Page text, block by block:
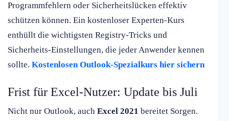
Programmfehlern oder Sicherheitslücken effektiv
schützen können. Ein kostenloser Experten-Kurs
enthüllt die wichtigsten Registry-Tricks und
Sicherheits-Einstellungen, die jeder Anwender kennen
sollte. Kostenlosen Outlook-Spezialkurs hier sichern
Frist für Excel-Nutzer: Update bis Juli
Nicht nur Outlook, auch Excel 2021 bereitet Sorgen.